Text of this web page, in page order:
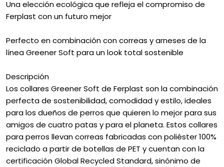
Una elección ecológica que refleja el compromiso de
Ferplast con un futuro mejor
Perfecto en combinación con correas y arneses de la
línea Greener Soft para un look total sostenible
Descripción
Los collares Greener Soft de Ferplast son la combinación
perfecta de sostenibilidad, comodidad y estilo, ideales
para los dueños de perros que quieren lo mejor para sus
amigos de cuatro patas y para el planeta. Estos collares
para perros llevan correas fabricadas con poliéster 100%
reciclado a partir de botellas de PET y cuentan con la
certificación Global Recycled Standard, sinónimo de